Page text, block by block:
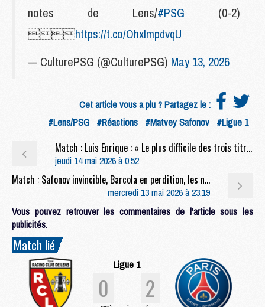
notes de Lens/#PSG (0-2)
https://t.co/OhxlmpdvqU
— CulturePSG (@CulturePSG) May 13, 2026
Cet article vous a plu ? Partagez le :
#Lens/PSG #Réactions #Matvey Safonov #Ligue 1
Match : Luis Enrique : « Le plus difficile des trois titres »
jeudi 14 mai 2026 à 0:52
Match : Safonov invincible, Barcola en perdition, les notes de Lens/PSG (0-2)
mercredi 13 mai 2026 à 23:19
Vous pouvez retrouver les commentaires de l'article sous les
publicités.
Match lié
Ligue 1
0 2